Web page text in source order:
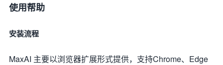
使用帮助
安装流程
MaxAI 主要以浏览器扩展形式提供，支持Chrome、Edge